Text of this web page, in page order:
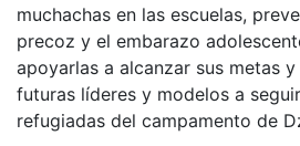
muchachas en las escuelas,
precoz y el embarazo
apoyarlas a alcanzar sus metas
futuras líderes y modelos a
refugiadas del campamento de